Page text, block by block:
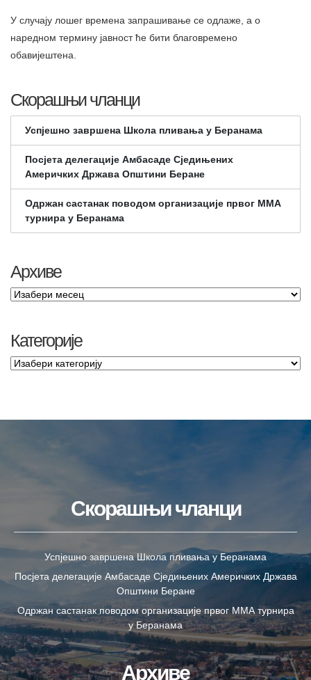
У случају лошег времена запрашивање се одлаже, а о
наредном термину јавност ће бити благовремено
обавијештена.
Скорашњи чланци
Успјешно завршена Школа пливања у Беранама
Посјета делегације Амбасаде Сједињених
Америчких Држава Општини Беране
Одржан састанак поводом организације првог ММА
турнира у Беранама
Архиве
Категорије
Скорашњи чланци
Успјешно завршена Школа пливања у Беранама
Посјета делегације Амбасаде Сједињених Америчких Држава
Општини Беране
Одржан састанак поводом организације првог ММА турнира
у Беранама
Архиве